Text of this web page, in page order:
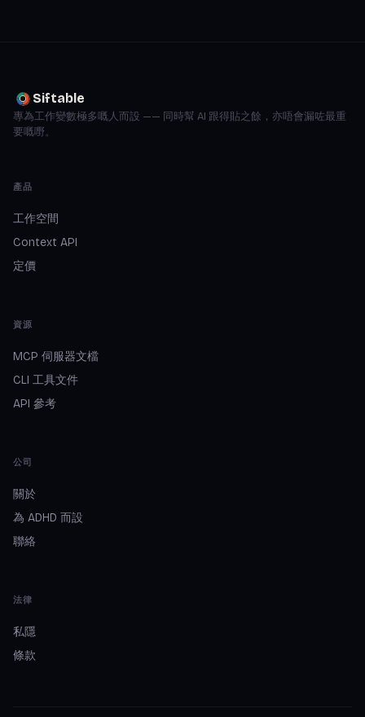
Siftable
專為工作變數極多嘅人而設 —— 同時幫 AI 跟得貼之餘，亦唔會漏咗最重
要嘅嘢。
產品
工作空間
Context API
定價
資源
MCP 伺服器文檔
CLI 工具文件
API 參考
公司
關於
為 ADHD 而設
聯絡
法律
私隱
條款